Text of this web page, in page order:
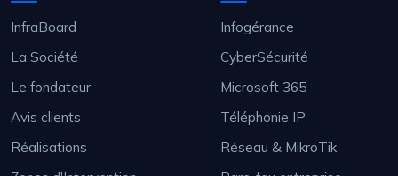
InfraBoard
La Société
Le fondateur
Avis clients
Réalisations
Infogérance
CyberSécurité
Microsoft 365
Téléphonie IP
Réseau & MikroTik